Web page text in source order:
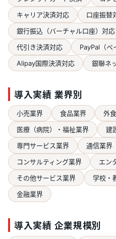
キャリア決済対応
口座振替
銀行振込（バーチャル口座）対応
代引き決済対応
PayPal（ペ
Alipay国際決済対応
銀聯ネ
導入実績 業界別
小売業界 食品業界
外
医療（病院）・福祉業界
建
専門サービス業界
通信業界
コンサルティング業界
エン
その他サービス業界
学校・
金融業界
導入実績 企業規模別